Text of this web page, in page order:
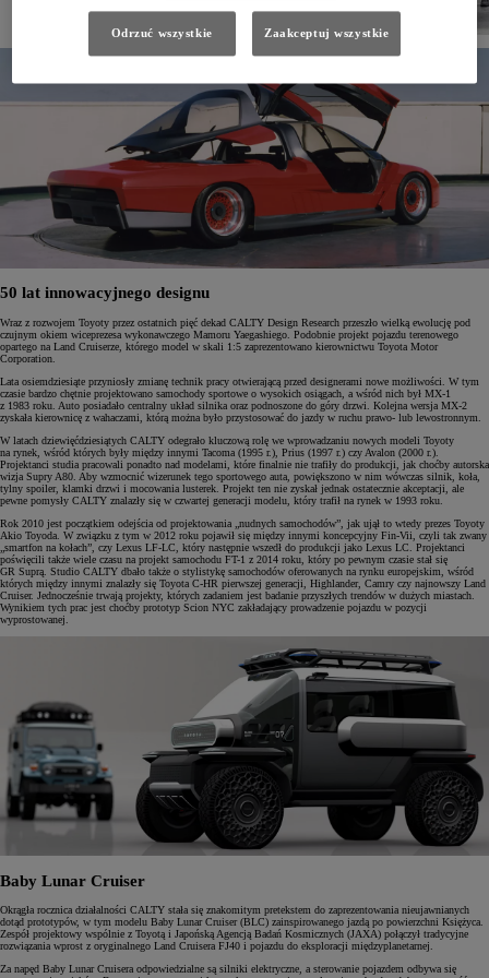
50 lat innowacyjnego designu
Wraz z rozwojem Toyoty przez ostatnich pięć dekad CALTY Design Research przeszło wielką ewolucję pod
czujnym okiem wiceprezesa wykonawczego Mamoru Yaegashiego. Podobnie projekt pojazdu terenowego
opartego na Land Cruiserze, którego model w skali 1:5 zaprezentowano kierownictwu Toyota Motor
Corporation.
Lata osiemdziesiąte przyniosły zmianę technik pracy otwierającą przed designerami nowe możliwości. W tym
czasie bardzo chętnie projektowano samochody sportowe o wysokich osiągach, a wśród nich był MX-1
z 1983 roku. Auto posiadało centralny układ silnika oraz podnoszone do góry drzwi. Kolejna wersja MX-2
zyskała kierownicę z wahaczami, którą można było przystosować do jazdy w ruchu prawo- lub lewostronnym.
W latach dziewięćdziesiątych CALTY odegrało kluczową rolę we wprowadzaniu nowych modeli Toyoty
na rynek, wśród których były między innymi Tacoma (1995 r.), Prius (1997 r.) czy Avalon (2000 r.).
Projektanci studia pracowali ponadto nad modelami, które finalnie nie trafiły do produkcji, jak choćby autorska
wizja Supry A80. Aby wzmocnić wizerunek tego sportowego auta, powiększono w nim wówczas silnik, koła,
tylny spoiler, klamki drzwi i mocowania lusterek. Projekt ten nie zyskał jednak ostatecznie akceptacji, ale
pewne pomysły CALTY znalazły się w czwartej generacji modelu, który trafił na rynek w 1993 roku.
Rok 2010 jest początkiem odejścia od projektowania „nudnych samochodów”, jak ujął to wtedy prezes Toyoty
Akio Toyoda. W związku z tym w 2012 roku pojawił się między innymi koncepcyjny Fin-Vii, czyli tak zwany
„smartfon na kołach”, czy Lexus LF-LC, który następnie wszedł do produkcji jako Lexus LC. Projektanci
poświęcili także wiele czasu na projekt samochodu FT-1 z 2014 roku, który po pewnym czasie stał się
GR Suprą. Studio CALTY dbało także o stylistykę samochodów oferowanych na rynku europejskim, wśród
których między innymi znalazły się Toyota C-HR pierwszej generacji, Highlander, Camry czy najnowszy Land
Cruiser. Jednocześnie trwają projekty, których zadaniem jest badanie przyszłych trendów w dużych miastach.
Wynikiem tych prac jest choćby prototyp Scion NYC zakładający prowadzenie pojazdu w pozycji
wyprostowanej.
Baby Lunar Cruiser
Okrągła rocznica działalności CALTY stała się znakomitym pretekstem do zaprezentowania nieujawnianych
dotąd prototypów, w tym modelu Baby Lunar Cruiser (BLC) zainspirowanego jazdą po powierzchni Księżyca.
Zespół projektowy wspólnie z Toyotą i Japońską Agencją Badań Kosmicznych (JAXA) połączył tradycyjne
rozwiązania wprost z oryginalnego Land Cruisera FJ40 i pojazdu do eksploracji międzyplanetarnej.
Za napęd Baby Lunar Cruisera odpowiedzialne są silniki elektryczne, a sterowanie pojazdem odbywa się
Odrzuć wszystkie Zaakceptuj wszystkie